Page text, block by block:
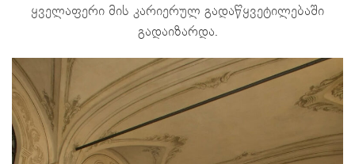
ყველაფერი მის კარიერულ გადაწყვეტილებაში
გადაიზარდა.